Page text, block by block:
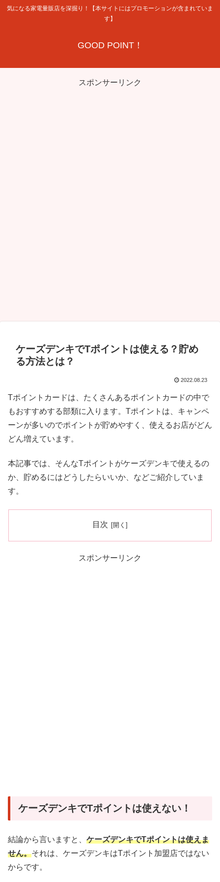
気になる家電量販店を深掘り！【本サイトにはプロモーションが含まれていま
す】
GOOD POINT！
スポンサーリンク
ケーズデンキでTポイントは使える？貯め
る方法とは？
2022.08.23
Tポイントカードは、たくさんあるポイントカードの中で
もおすすめする部類に入ります。Tポイントは、キャンペ
ーンが多いのでポイントが貯めやすく、使えるお店がどん
どん増えています。
本記事では、そんなTポイントがケーズデンキで使えるの
か、貯めるにはどうしたらいいか、などご紹介していま
す。
目次
スポンサーリンク
ケーズデンキでTポイントは使えない！
結論から言いますと、 ケーズデンキでTポイントは使えま
せん。それは、ケーズデンキはTポイント加盟店ではない
からです。